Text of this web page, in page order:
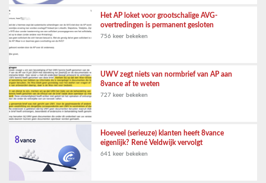
Het AP loket voor grootschalige AVG-
overtredingen is permanent gesloten
756 keer bekeken
UWV zegt niets van normbrief van AP aan
8vance af te weten
727 keer bekeken
Hoeveel (serieuze) klanten heeft 8vance
eigenlijk? René Veldwijk vervolgt
641 keer bekeken